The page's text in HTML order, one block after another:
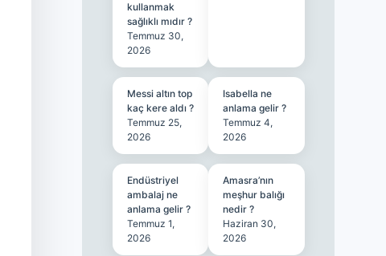
kullanmak
sağlıklı mıdır ?
Temmuz 30,
2026
Messi altın top
kaç kere aldı ?
Temmuz 25,
2026
Isabella ne
anlama gelir ?
Temmuz 4,
2026
Endüstriyel
ambalaj ne
anlama gelir ?
Temmuz 1,
2026
Amasra’nın
meşhur balığı
nedir ?
Haziran 30,
2026